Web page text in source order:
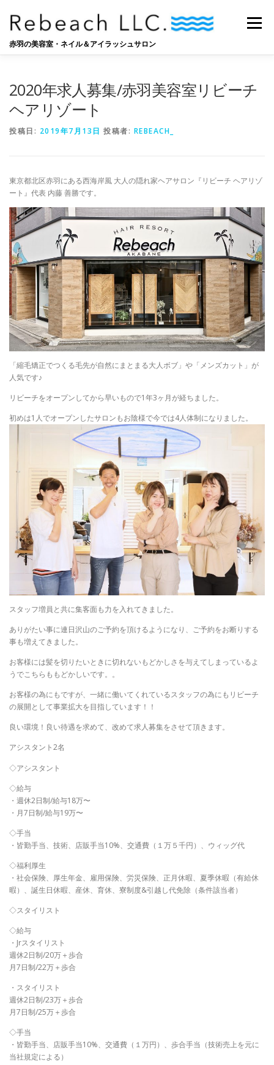
ツ
赤羽の美容室・ネイル＆アイラッシュサロン
メニュー
2020年求人募集/赤羽美容室リビーチ
ヘアリゾート
投稿日: 2019年7月13日 投稿者: REBEACH_
東京都北区赤羽にある西海岸風 大人の隠れ家ヘアサロン『リビーチ ヘアリゾ
ート』代表 内藤 善勝です。
「縮毛矯正でつくる毛先が自然にまとまる大人ボブ」や「メンズカット」が
人気です♪
リビーチをオープンしてから早いもので1年3ヶ月が経ちました。
初めは1人でオープンしたサロンもお陰様で今では4人体制になりました。
スタッフ増員と共に集客面も力を入れてきました。
ありがたい事に連日沢山のご予約を頂けるようになり、ご予約をお断りする
事も増えてきました。
お客様には髪を切りたいときに切れないもどかしさを与えてしまっているよ
うでこちらももどかしいです。。
お客様の為にもですが、一緒に働いてくれているスタッフの為にもリビーチ
の展開として事業拡大を目指しています！！
良い環境！良い待遇を求めて、改めて求人募集をさせて頂きます。
アシスタント2名
◇アシスタント
◇給与
・週休2日制/給与18万〜
・月7日制/給与19万〜
◇手当
・皆勤手当、技術、店販手当10%、交通費（１万５千円）、ウィッグ代
◇福利厚生
・社会保険、厚生年金、雇用保険、労災保険、正月休暇、夏季休暇（有給休
暇）、誕生日休暇、産休、育休、寮制度&引越し代免除（条件該当者）
◇スタイリスト
◇給与
・Jrスタイリスト
週休2日制/20万＋歩合
月7日制/22万＋歩合
・スタイリスト
週休2日制/23万＋歩合
月7日制/25万＋歩合
◇手当
・皆勤手当、店販手当10%、交通費（１万円）、歩合手当（技術売上を元に
当社規定による）